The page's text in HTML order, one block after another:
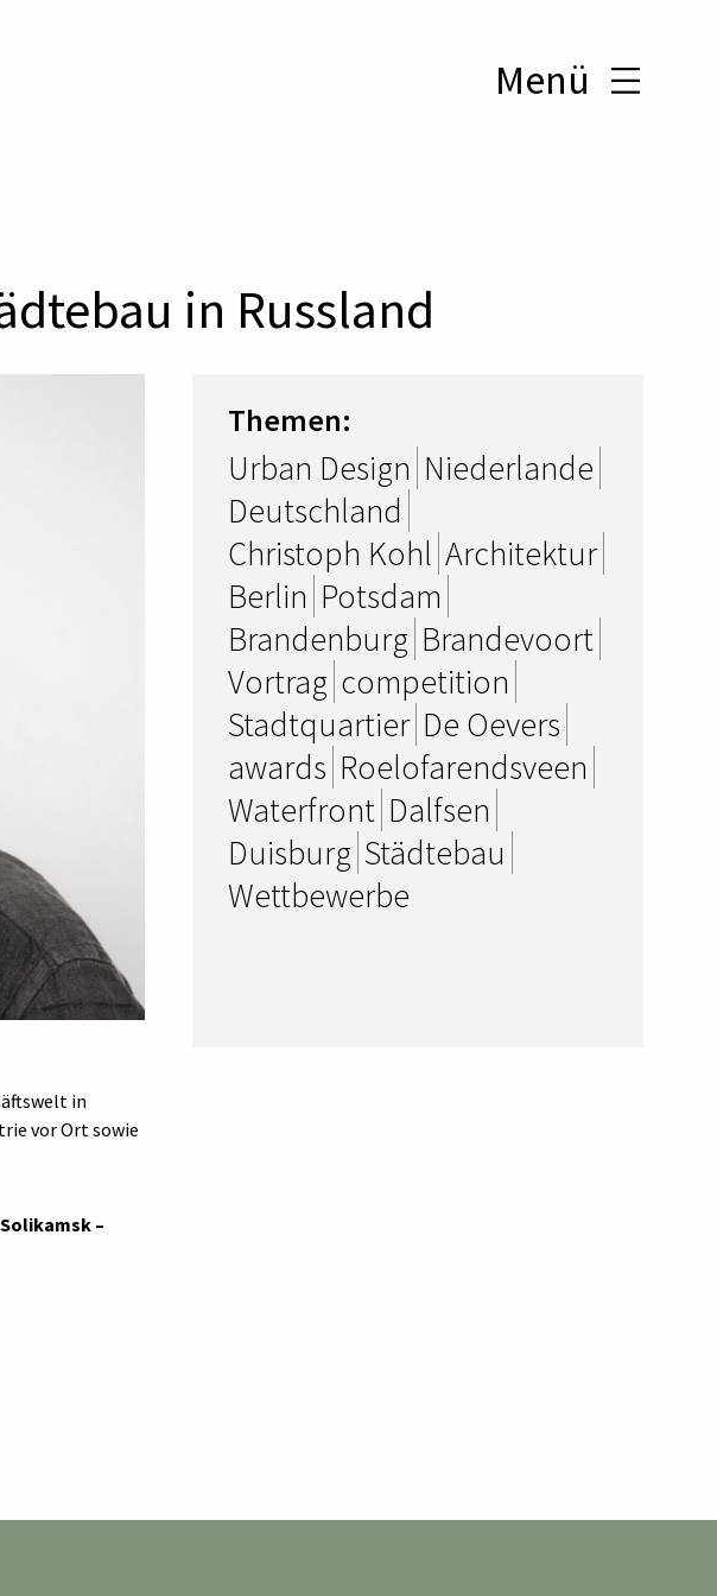
Menü
in Russland
in
vor Ort sowie
–
Themen:
Urban Design Niederlande
Deutschland
Christoph Kohl Architektur
Berlin Potsdam
Brandenburg Brandevoort
Vortrag competition
Stadtquartier De Oevers
awards Roelofarendsveen
Waterfront Dalfsen
Duisburg Städtebau
Wettbewerbe